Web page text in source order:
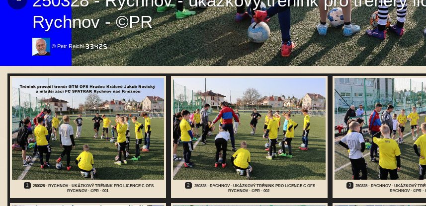
Rychnov - ©PR
© Petr Reichl
1
250328 - RYCHNOV - UKÁZKOVÝ TRÉNINK PRO LICENCE C OFS
RYCHNOV - ©PR - 001
2
250328 - RYCHNOV - UKÁZKOVÝ TRÉNINK PRO LICENCE C OFS
RYCHNOV - ©PR - 002
3
250328 - RYCHNOV - UKÁZKOVÝ
RYCHNOV - ©PR -